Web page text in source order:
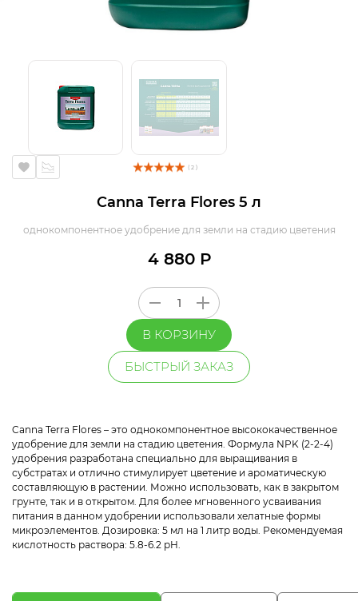
( 2 )
Canna Terra Flores 5 л
однокомпонентное удобрение для земли на стадию цветения
4 880 Р
В КОРЗИНУ
БЫСТРЫЙ ЗАКАЗ
Canna Terra Flores – это однокомпонентное высококачественное
удобрение для земли на стадию цветения. Формула NPK (2-2-4)
удобрения разработана специально для выращивания в
субстратах и отлично стимулирует цветение и ароматическую
составляющую в растении. Можно использовать, как в закрытом
грунте, так и в открытом. Для более мгновенного усваивания
питания в данном удобрении использовали хелатные формы
микроэлементов. Дозировка: 5 мл на 1 литр воды. Рекомендуемая
кислотность раствора: 5.8-6.2 pH.